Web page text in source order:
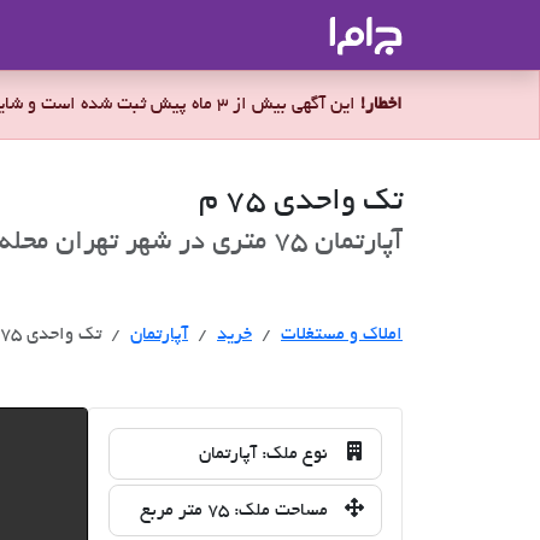
اخطار! این آگهی بیش از 3 ماه پیش ثبت شده است و شاید ملک برای فروش موجود نباشد.
تک واحدی 75 م
آپارتمان 75 متری در شهر تهران محله مرزداران برای فروش
املاک و مستغلات خرید خرید
آپارتمان تک واحدی 75 م
نوع ملک: آپارتمان
مساحت ملک: 75 متر مربع